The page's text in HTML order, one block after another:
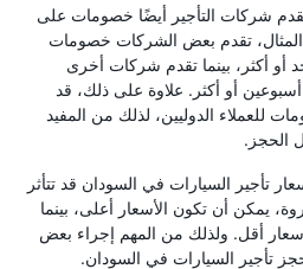
تقدم شركات التأجير أيضًا خصومات على
المثال، تقدم بعض الشركات خصومات
أو أكثر، بينما تقدم شركات أخرى
أو أكثر. علاوة على ذلك، قد
للعملاء الدوليين، لذلك من المفيد
الحجز.
تأجير السيارات في السودان قد تتأثر
يمكن أن تكون الأسعار أعلى، بينما
أقل. ولذلك من المهم إجراء بعض
تأجير السيارات في السودان.